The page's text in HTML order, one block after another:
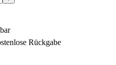
Rückgabe